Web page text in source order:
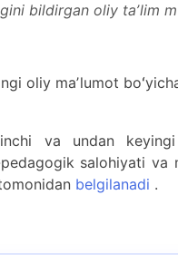
bildirgan oliy taʼlim
oliy maʼlumot
va undan
salohiyati
belgilanadi .